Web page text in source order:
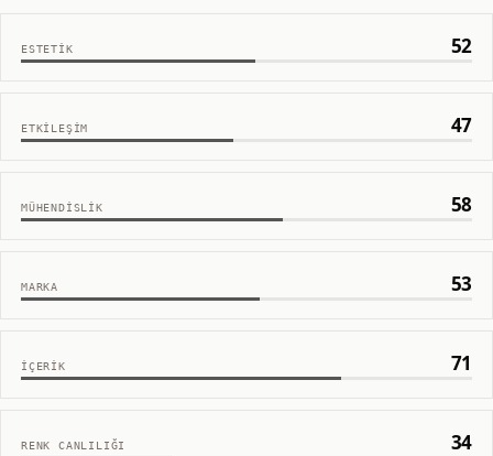
ESTETIK 52
ETKILEŞIM 47
MÜHENDISLIK 58
MARKA 53
İÇERIK 71
RENK CANLILIĞI 34